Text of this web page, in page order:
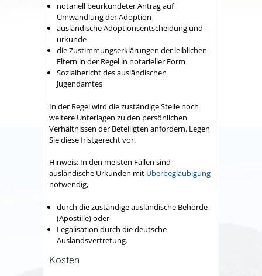
notariell beurkundeter Antrag auf
Umwandlung der Adoption
ausländische Adoptionsentscheidung und -
urkunde
die Zustimmungserklärungen der leiblichen
Eltern in der Regel in notarieller Form
Sozialbericht des ausländischen
Jugendamtes
In der Regel wird die zuständige Stelle noch
weitere Unterlagen zu den persönlichen
Verhältnissen der Beteiligten anfordern. Legen
Sie diese fristgerecht vor.
Hinweis: In den meisten Fällen sind
ausländische Urkunden mit Überbeglaubigung
notwendig,
durch die zuständige ausländische Behörde
(Apostille) oder
Legalisation durch die deutsche
Auslandsvertretung.
Kosten